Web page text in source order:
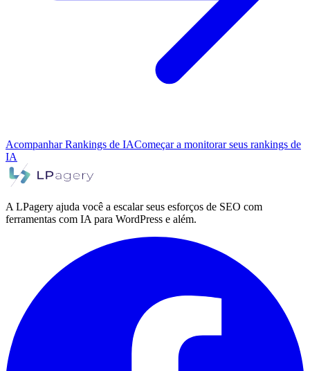
Acompanhar Rankings de IAComeçar a monitorar seus rankings de
IA
A LPagery ajuda você a escalar seus esforços de SEO com
ferramentas com IA para WordPress e além.